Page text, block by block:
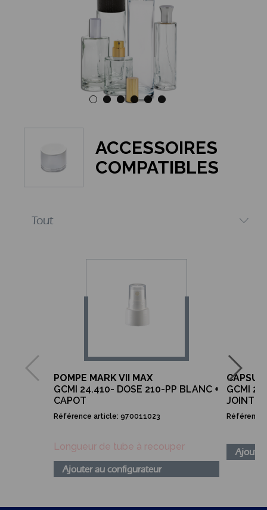
ACCESSOIRES
COMPATIBLES
POMPE MARK VII MAX
GCMI 24.410- DOSE 210-PP BLANC +
CAPOT
Référence article: 970011023
Longueur de tube à recouper
Ajouter au configurateur
GCMI
JOINT
Référence